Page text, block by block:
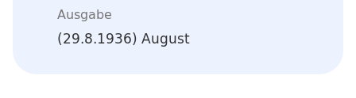
Ausgabe
(29.8.1936) August